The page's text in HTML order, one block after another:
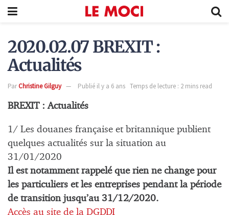
2020.02.07 BREXIT :
Actualités
ParChristine Gilguy Publié il y a 6 ans Temps de lecture : 2 mins read
BREXIT : Actualités
1/ Les douanes française et britannique publient
quelques actualités sur la situation au
31/01/2020
Il est notamment rappelé que rien ne change pour
les particuliers et les entreprises pendant la période
de transition jusqu’au 31/12/2020.
Accès au site de la DGDDI